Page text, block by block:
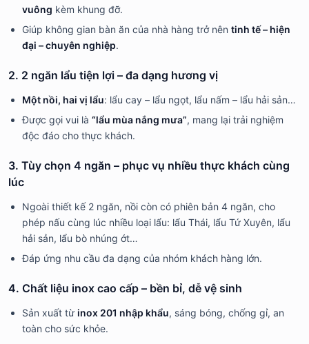
vuông kèm khung đỡ.
Giúp không gian bàn ăn của nhà hàng trở nên tinh tế – hiện
đại – chuyên nghiệp.
2. 2 ngăn lẩu tiện lợi – đa dạng hương vị
Một nồi, hai vị lẩu: lẩu cay – lẩu ngọt, lẩu nấm – lẩu hải sản…
Được gọi vui là “lẩu mùa nắng mưa”, mang lại trải nghiệm
độc đáo cho thực khách.
3. Tùy chọn 4 ngăn – phục vụ nhiều thực khách cùng
lúc
Ngoài thiết kế 2 ngăn, nồi còn có phiên bản 4 ngăn, cho
phép nấu cùng lúc nhiều loại lẩu: lẩu Thái, lẩu Tứ Xuyên, lẩu
hải sản, lẩu bò nhúng ớt…
Đáp ứng nhu cầu đa dạng của nhóm khách hàng lớn.
4. Chất liệu inox cao cấp – bền bỉ, dễ vệ sinh
Sản xuất từ inox 201 nhập khẩu, sáng bóng, chống gỉ, an
toàn cho sức khỏe.